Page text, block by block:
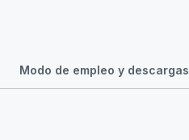
Modo de empleo y descargas